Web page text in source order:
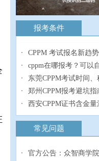
报考条件
CPPM 考试报名新趋势
cppm在哪报考？可以
东莞CPPM考试时间、
郑州CPPM报考避坑指
西安CPPM证书含金量
常见问题
官方公告：众智商学